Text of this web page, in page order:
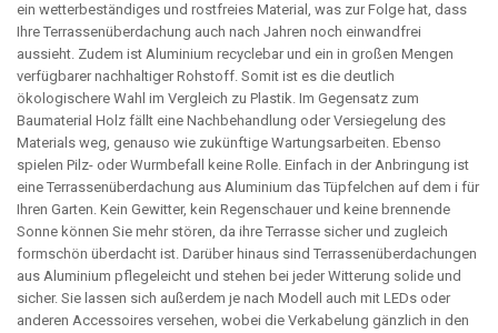
ein wetterbeständiges und rostfreies Material, was zur Folge hat, dass
Ihre Terrassenüberdachung auch nach Jahren noch einwandfrei
aussieht. Zudem ist Aluminium recyclebar und ein in großen Mengen
verfügbarer nachhaltiger Rohstoff. Somit ist es die deutlich
ökologischere Wahl im Vergleich zu Plastik. Im Gegensatz zum
Baumaterial Holz fällt eine Nachbehandlung oder Versiegelung des
Materials weg, genauso wie zukünftige Wartungsarbeiten. Ebenso
spielen Pilz- oder Wurmbefall keine Rolle. Einfach in der Anbringung ist
eine Terrassenüberdachung aus Aluminium das Tüpfelchen auf dem i für
Ihren Garten. Kein Gewitter, kein Regenschauer und keine brennende
Sonne können Sie mehr stören, da ihre Terrasse sicher und zugleich
formschön überdacht ist. Darüber hinaus sind Terrassenüberdachungen
aus Aluminium pflegeleicht und stehen bei jeder Witterung solide und
sicher. Sie lassen sich außerdem je nach Modell auch mit LEDs oder
anderen Accessoires versehen, wobei die Verkabelung gänzlich in den